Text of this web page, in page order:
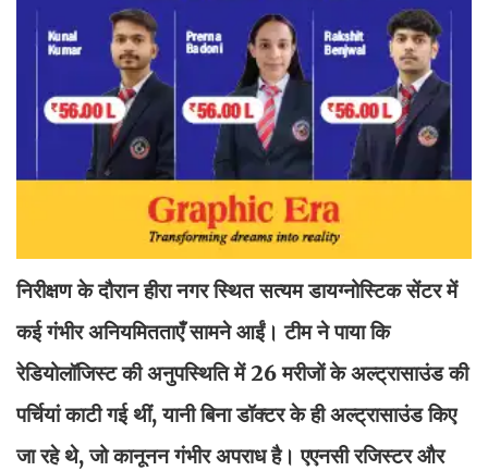
निरीक्षण के दौरान हीरा नगर स्थित सत्यम डायग्नोस्टिक सेंटर में
कई गंभीर अनियमितताएँ सामने आईं। टीम ने पाया कि
रेडियोलॉजिस्ट की अनुपस्थिति में 26 मरीजों के अल्ट्रासाउंड की
पर्चियां काटी गई थीं, यानी बिना डॉक्टर के ही अल्ट्रासाउंड किए
जा रहे थे, जो कानूनन गंभीर अपराध है। एएनसी रजिस्टर और